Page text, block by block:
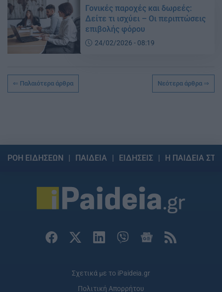
Γονικές παροχές και δωρεές:
Δείτε τι ισχύει – Οι περιπτώσεις
επιβολής φόρου
24/02/2026 - 08:19
Παλαιότερα άρθρα Νεότερα άρθρα
ΡΟΗ ΕΙΔΗΣΕΩΝ ΠΑΙΔΕΙΑ ΕΙΔΗΣΕΙΣ Η ΠΑΙΔΕΙΑ
Σχετικά με το iPaideia.gr
Πολιτική Απορρήτου